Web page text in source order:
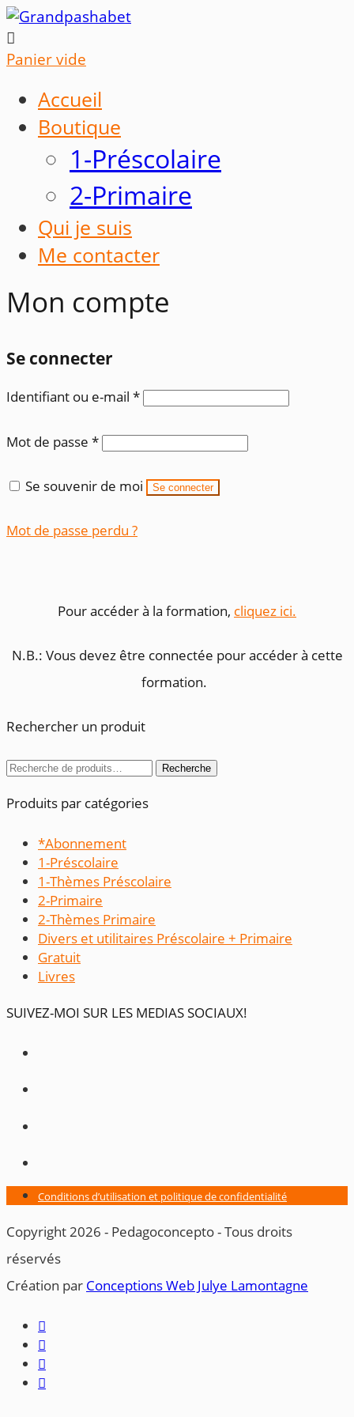

Panier vide
Accueil
Boutique
1-Préscolaire
2-Primaire
Qui je suis
Me contacter
Mon compte
Se connecter
Identifiant ou e-mail *Obligatoire
Mot de passe *Obligatoire
Se souvenir de moi Se connecter
Mot de passe perdu ?
Pour accéder à la formation, cliquez ici.
N.B.: Vous devez être connectée pour accéder à cette
formation.
Rechercher un produit
Recherche
Recherche
Produits par catégories
*Abonnement
1-Préscolaire
1-Thèmes Préscolaire
2-Primaire
2-Thèmes Primaire
Divers et utilitaires Préscolaire + Primaire
Gratuit
Livres
SUIVEZ-MOI SUR LES MEDIAS SOCIAUX!
Conditions d’utilisation et politique de confidentialité
Copyright 2026 - Pedagoconcepto - Tous droits
réservés
Création par ​ Conceptions Web Julye Lamontagne



